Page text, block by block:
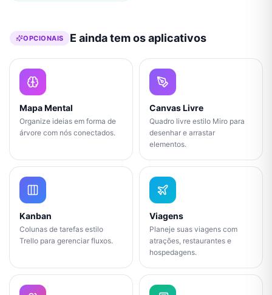
OPCIONAIS E ainda tem os aplicativos
Mapa Mental
Organize ideias em forma de
árvore com nós conectados.
Canvas Livre
Quadro livre estilo Miro para
desenhar e arrastar
elementos.
Kanban
Colunas de tarefas estilo
Trello para gerenciar fluxos.
Viagens
Planeje suas viagens com
atrações, restaurantes e
hospedagens.